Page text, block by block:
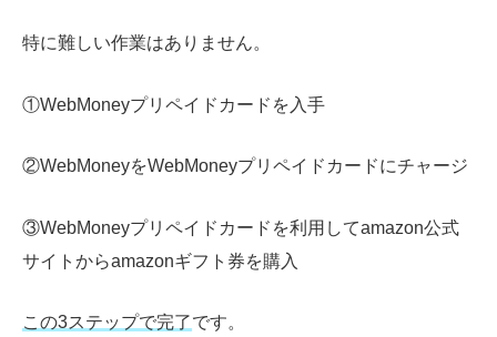
特に難しい作業はありません。
①WebMoneyプリペイドカードを入手
②WebMoneyをWebMoneyプリペイドカードにチャージ
③WebMoneyプリペイドカードを利用してamazon公式
サイトからamazonギフト券を購入
この3ステップで完了です。